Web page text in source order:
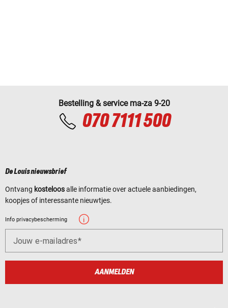
Bestelling & service ma-za 9-20
070 7111 500
De Louis nieuwsbrief
Ontvang kosteloosalle informatie over actuele aanbiedingen,
koopjes of interessante nieuwtjes.
Info privacybescherming
Jouw e-mailadres
AANMELDEN